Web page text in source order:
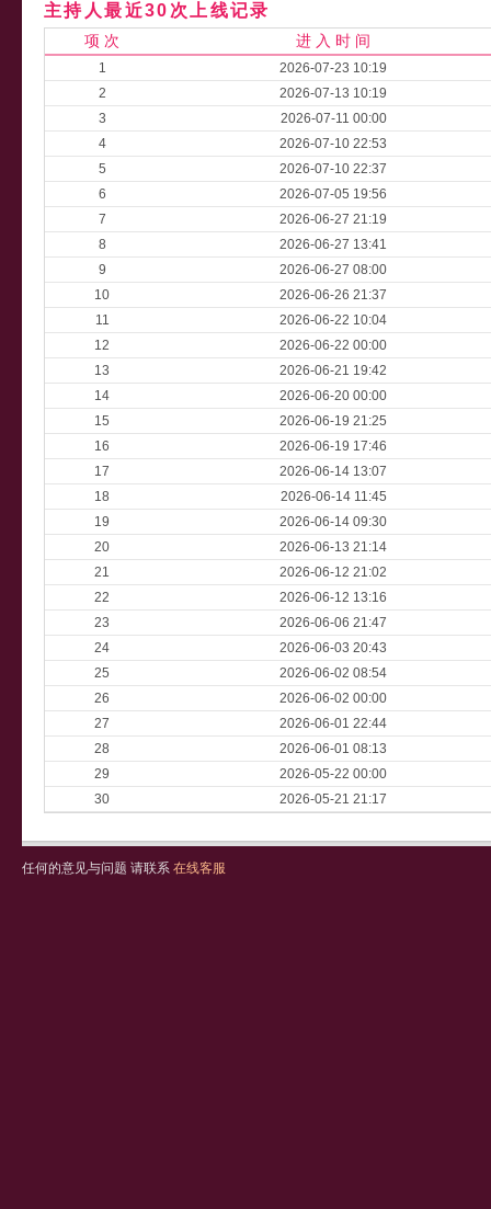
主持人最近30次上线记录
项 次 进 入 时 间
1
2026-07-23 10:19
2
2026-07-13 10:19
3
2026-07-11 00:00
4
2026-07-10 22:53
5
2026-07-10 22:37
6
2026-07-05 19:56
7
2026-06-27 21:19
8
2026-06-27 13:41
9
2026-06-27 08:00
10
2026-06-26 21:37
11
2026-06-22 10:04
12
2026-06-22 00:00
13
2026-06-21 19:42
14
2026-06-20 00:00
15
2026-06-19 21:25
16
2026-06-19 17:46
17
2026-06-14 13:07
18
2026-06-14 11:45
19
2026-06-14 09:30
20
2026-06-13 21:14
21
2026-06-12 21:02
22
2026-06-12 13:16
23
2026-06-06 21:47
24
2026-06-03 20:43
25
2026-06-02 08:54
26
2026-06-02 00:00
27
2026-06-01 22:44
28
2026-06-01 08:13
29
2026-05-22 00:00
30
2026-05-21 21:17
任何的意见与问题 请联系 在线客服